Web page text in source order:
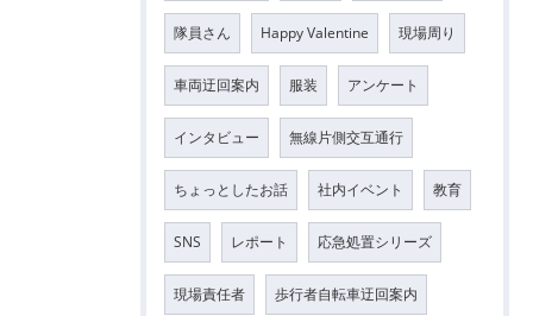
隊員さん Happy Valentine 現場周り
車両迂回案内 服装 アンケート
インタビュー 無線片側交互通行
ちょっとしたお話 社内イベント 教育
SNS レポート 応急処置シリーズ
現場責任者 歩行者自転車迂回案内